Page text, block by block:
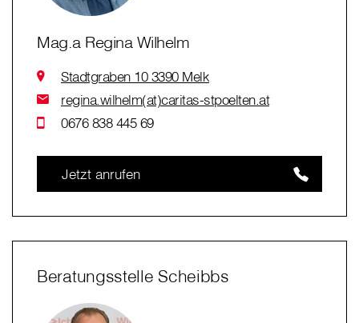
Mag.a Regina Wilhelm
Stadtgraben 10 3390 Melk
regina.wilhelm(at)caritas-stpoelten.at
0676 838 445 69
Jetzt anrufen
Beratungsstelle Scheibbs